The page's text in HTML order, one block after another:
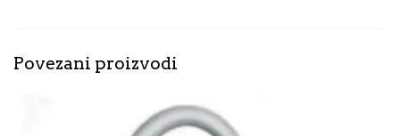
Povezani proizvodi